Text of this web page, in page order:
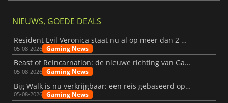
NIEUWS, GOEDE DEALS
Resident Evil Veronica staat nu al op meer dan 2 miljoen verlanglijstjes
05-08-2026 Gaming News
Beast of Reincarnation: de nieuwe richting van Game Freak
05-08-2026 Gaming News
Big Walk is nu verkrijgbaar: een reis gebaseerd op vriendschap
05-08-2026 Gaming News